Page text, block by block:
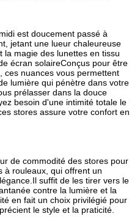
est doucement passé à
jetant une lueur chaleureuse
la magie des lunettes en tissu
écran solaireConçus pour être
ces nuances vous permettent
lumière qui pénètre dans votre
prélasser dans la douce
besoin d'une intimité totale le
stores assure votre confort en
de commodité des stores pour
à rouleaux, qui offrent un
suffit de les tirer vers le
contre la lumière et la
en fait un choix privilégié pour
le style et la praticité.